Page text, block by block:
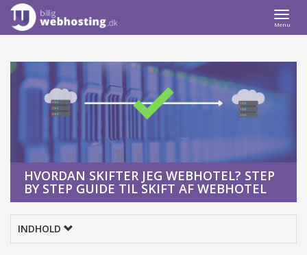
Menu
HVORDAN SKIFTER JEG WEBHOTEL? STEP
BY STEP GUIDE TIL SKIFT AF WEBHOTEL
INDHOLD